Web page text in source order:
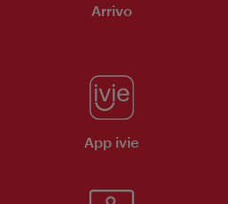
Arrivo
App ivie